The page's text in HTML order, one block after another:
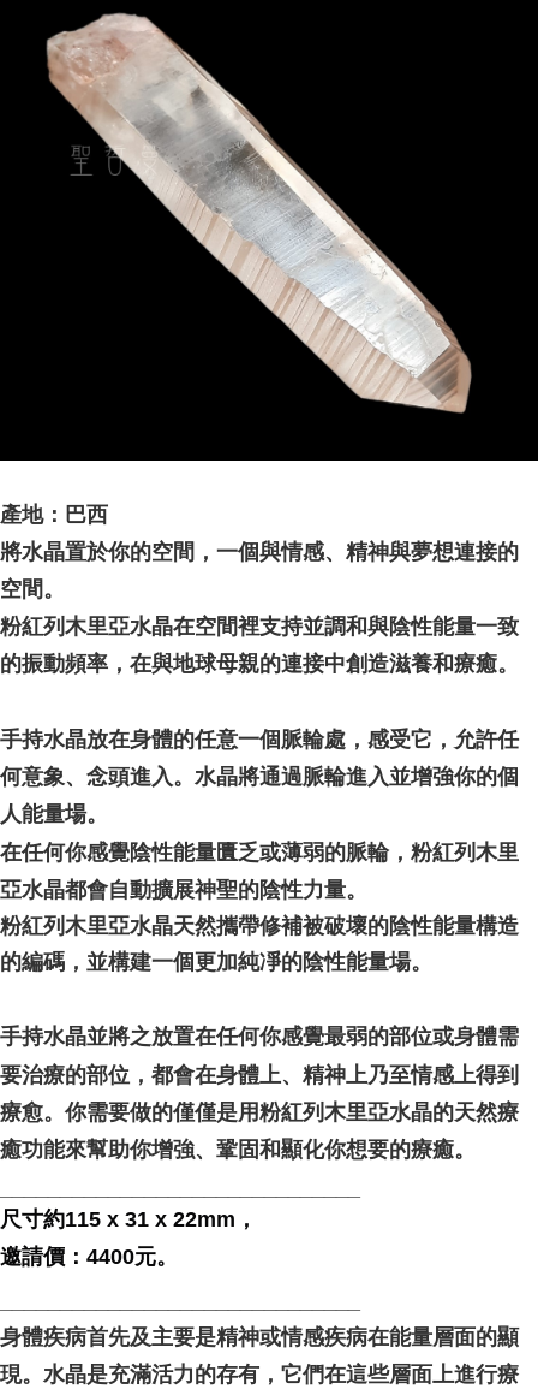
產地：巴西
將水晶置於你的空間，一個與情感、精神與夢想連接的
空間。
粉紅列木里亞水晶在空間裡支持並調和與陰性能量一致
的振動頻率，在與地球母親的連接中創造滋養和療癒。
手持水晶放在身體的任意一個脈輪處，感受它，允許任
何意象、念頭進入。水晶將通過脈輪進入並增強你的個
人能量場。
在任何你感覺陰性能量匱乏或薄弱的脈輪，粉紅列木里
亞水晶都會自動擴展神聖的陰性力量。
粉紅列木里亞水晶天然攜帶修補被破壞的陰性能量構造
的編碼，並構建一個更加純凈的陰性能量場。
手持水晶並將之放置在任何你感覺最弱的部位或身體需
要治療的部位，都會在身體上、精神上乃至情感上得到
療愈。你需要做的僅僅是用粉紅列木里亞水晶的天然療
癒功能來幫助你增強、鞏固和顯化你想要的療癒。
尺寸約115 x 31 x 22mm，
邀請價：4400元。
身體疾病首先及主要是精神或情感疾病在能量層面的顯
現。水晶是充滿活力的存有，它們在這些層面上進行療